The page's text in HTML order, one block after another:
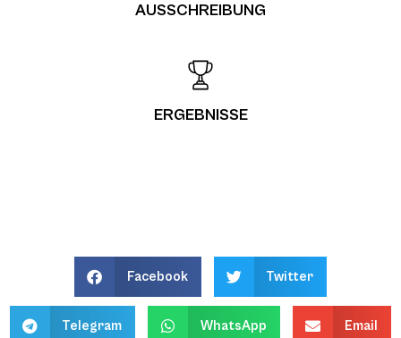
AUSSCHREIBUNG
ERGEBNISSE
Facebook Twitter
Telegram WhatsApp Email